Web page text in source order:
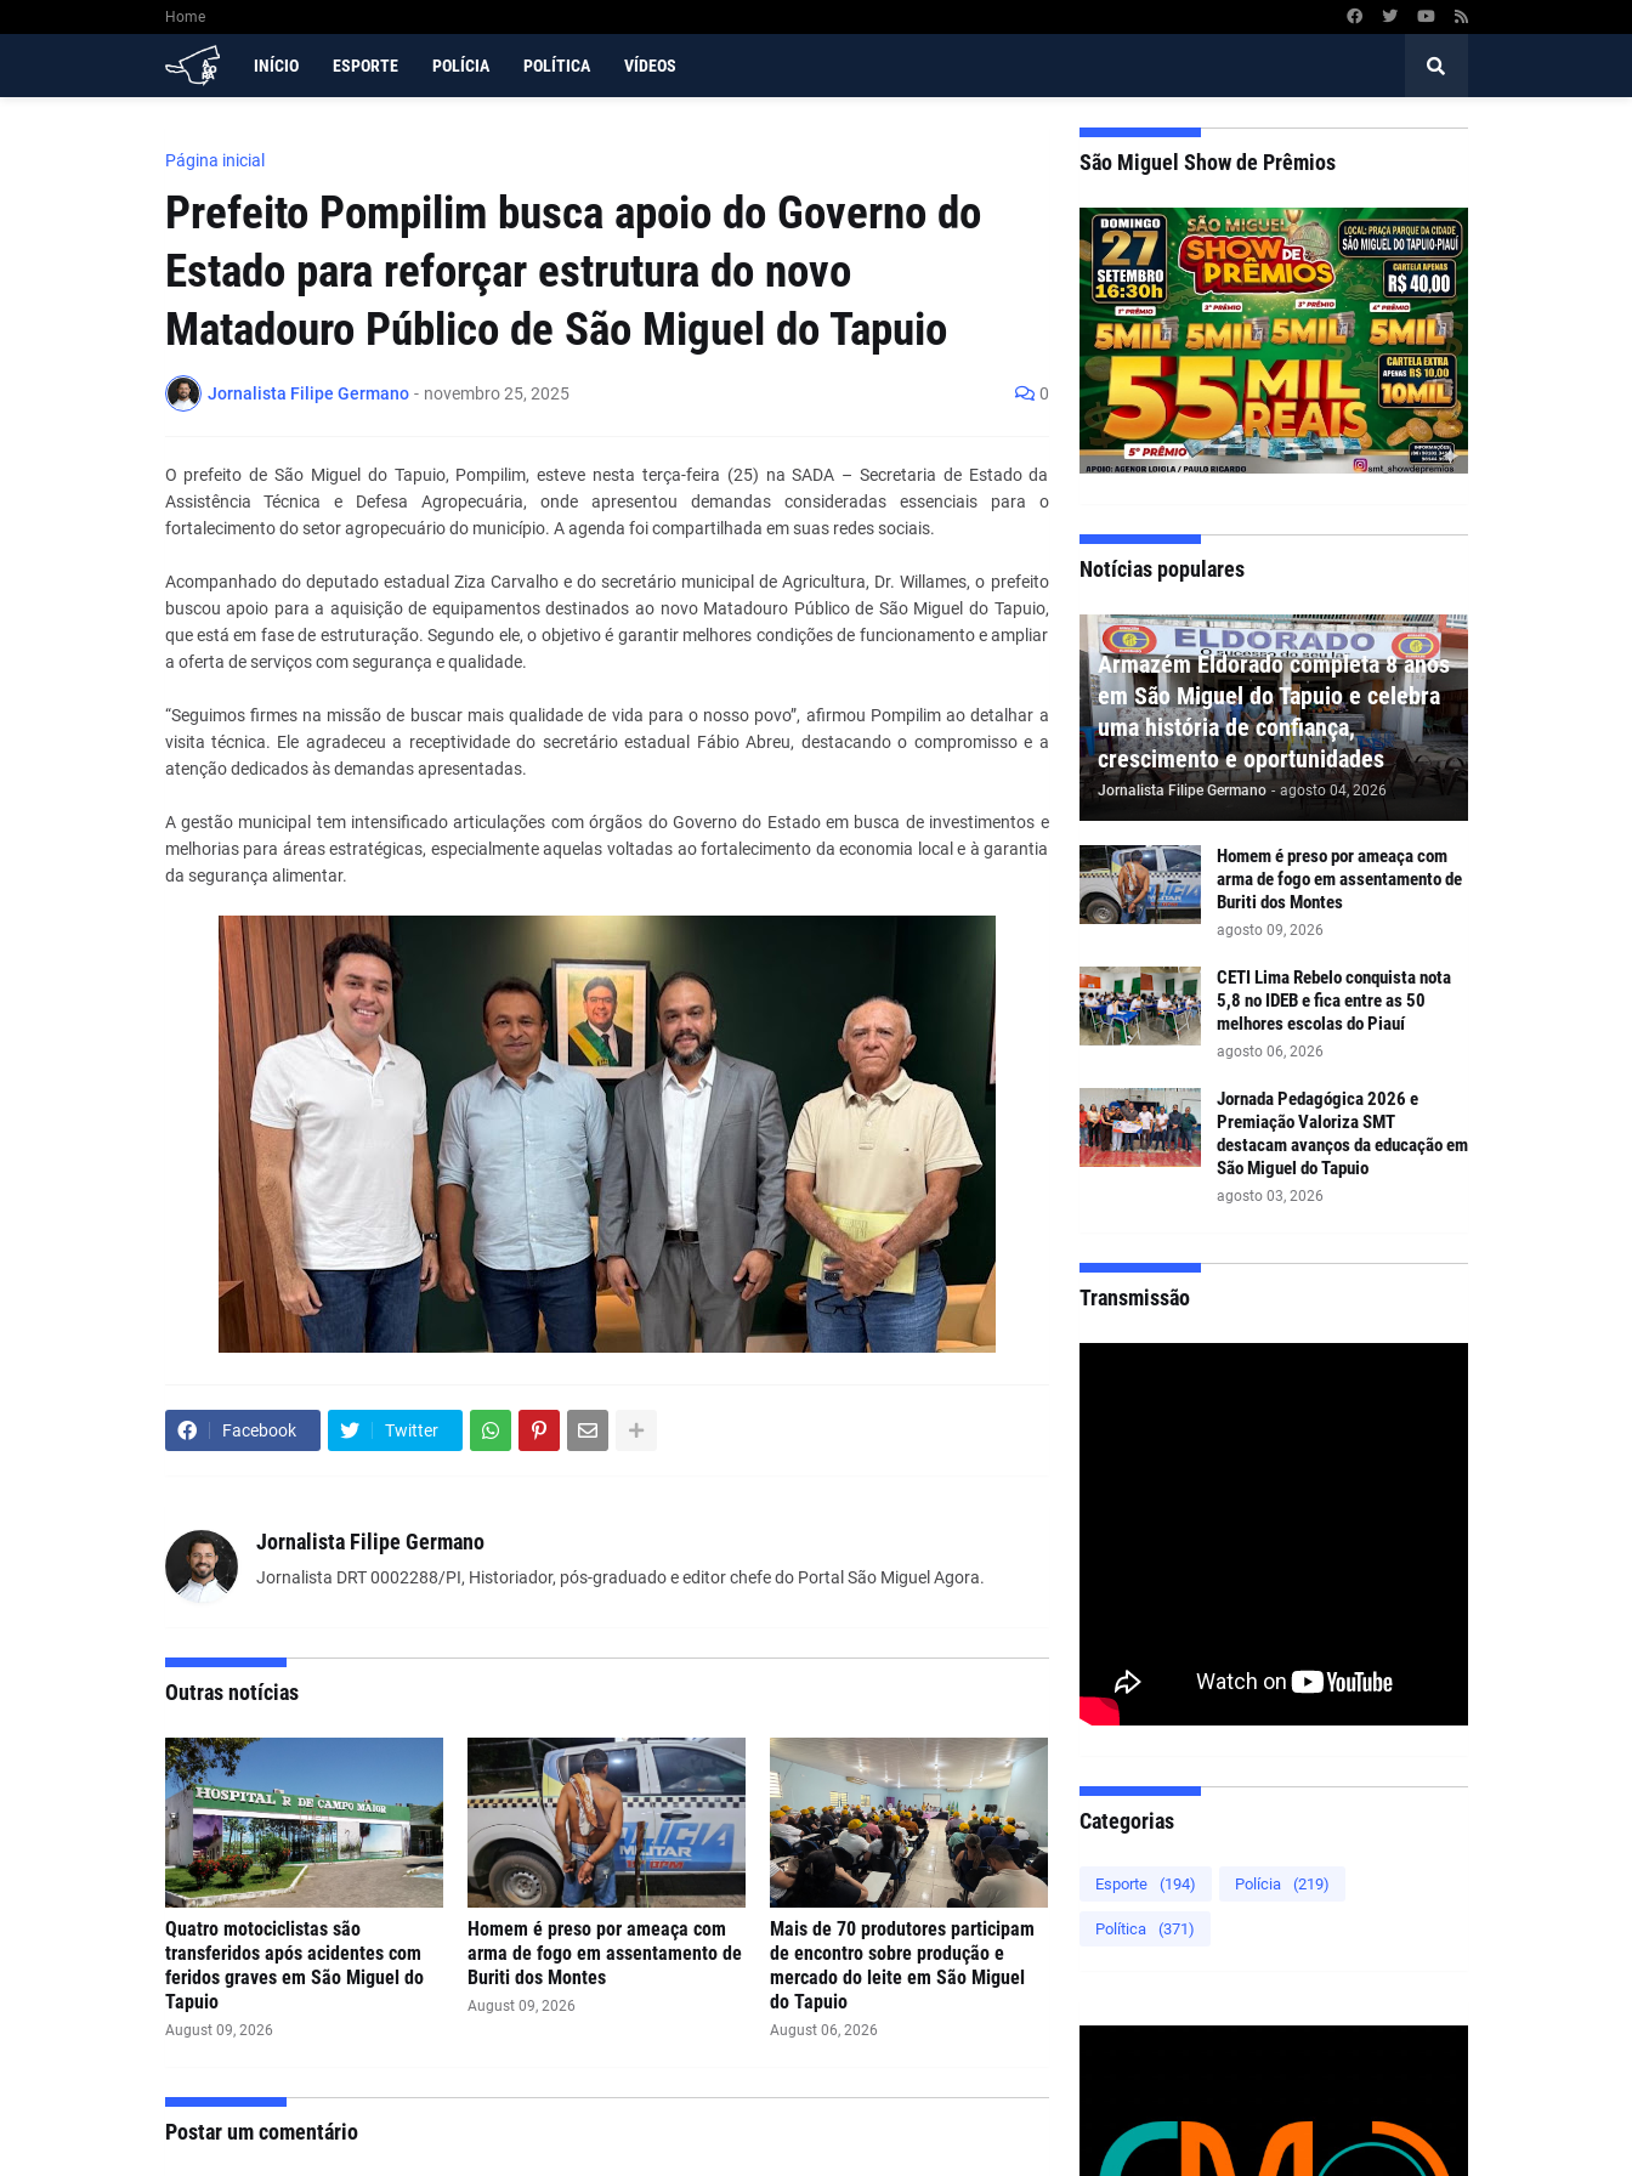
Home
INÍCIO ESPORTE POLÍCIA POLÍTICA VÍDEOS
Página inicial
Prefeito Pompilim busca apoio do Governo do
Estado para reforçar estrutura do novo
Matadouro Público de São Miguel do Tapuio
Jornalista Filipe Germano - novembro 25, 2025 0
O prefeito de São Miguel do Tapuio, Pompilim, esteve nesta terça-feira (25) na SADA – Secretaria de Estado da
Assistência Técnica e Defesa Agropecuária, onde apresentou demandas consideradas essenciais para o
fortalecimento do setor agropecuário do município. A agenda foi compartilhada em suas redes sociais.
Acompanhado do deputado estadual Ziza Carvalho e do secretário municipal de Agricultura, Dr. Willames, o prefeito
buscou apoio para a aquisição de equipamentos destinados ao novo Matadouro Público de São Miguel do Tapuio,
que está em fase de estruturação. Segundo ele, o objetivo é garantir melhores condições de funcionamento e ampliar
a oferta de serviços com segurança e qualidade.
“Seguimos firmes na missão de buscar mais qualidade de vida para o nosso povo”, afirmou Pompilim ao detalhar a
visita técnica. Ele agradeceu a receptividade do secretário estadual Fábio Abreu, destacando o compromisso e a
atenção dedicados às demandas apresentadas.
A gestão municipal tem intensificado articulações com órgãos do Governo do Estado em busca de investimentos e
melhorias para áreas estratégicas, especialmente aquelas voltadas ao fortalecimento da economia local e à garantia
da segurança alimentar.
Facebook Twitter
Jornalista Filipe Germano
Jornalista DRT 0002288/PI, Historiador, pós-graduado e editor chefe do Portal São Miguel Agora.
Outras notícias
Quatro motociclistas são
transferidos após acidentes com
feridos graves em São Miguel do
Tapuio
August 09, 2026
Homem é preso por ameaça com
arma de fogo em assentamento de
Buriti dos Montes
August 09, 2026
Mais de 70 produtores participam
de encontro sobre produção e
mercado do leite em São Miguel
do Tapuio
August 06, 2026
Postar um comentário
São Miguel Show de Prêmios
Notícias populares
Armazém Eldorado completa 8 anos
em São Miguel do Tapuio e celebra
uma história de confiança,
crescimento e oportunidades
Jornalista Filipe Germano - agosto 04, 2026
Homem é preso por ameaça com
arma de fogo em assentamento de
Buriti dos Montes
agosto 09, 2026
CETI Lima Rebelo conquista nota
5,8 no IDEB e fica entre as 50
melhores escolas do Piauí
agosto 06, 2026
Jornada Pedagógica 2026 e
Premiação Valoriza SMT
destacam avanços da educação em
São Miguel do Tapuio
agosto 03, 2026
Transmissão
Categorias
Esporte (194) Polícia (219)
Política (371)